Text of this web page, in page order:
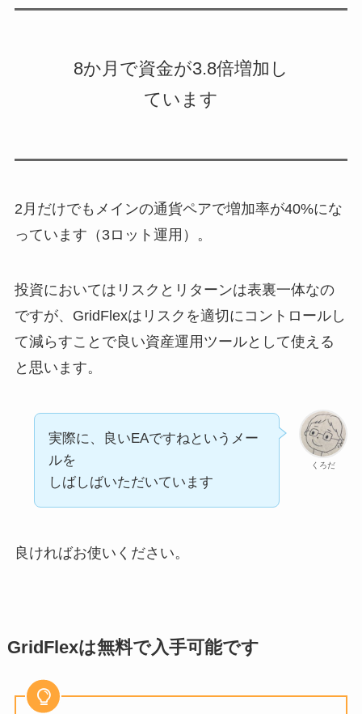
8か月で資金が3.8倍増加し
ています
2月だけでもメインの通貨ペアで増加率が40%にな
っています（3ロット運用）。
投資においてはリスクとリターンは表裏一体なの
ですが、GridFlexはリスクを適切にコントロールし
て減らすことで良い資産運用ツールとして使える
と思います。
くろだ
実際に、良いEAですねというメー
ルを
しばしばいただいています
良ければお使いください。
GridFlexは無料で入手可能です